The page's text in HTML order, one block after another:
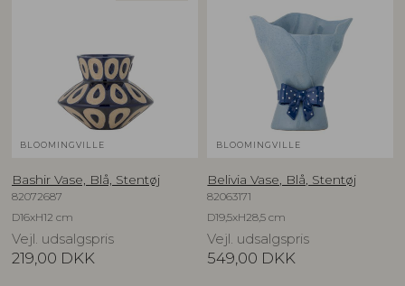
BLOOMINGVILLE
Bashir Vase, Blå, Stentøj
82072687
D16xH12 cm
Vejl. udsalgspris
219,00 DKK
BLOOMINGVILLE
Belivia Vase, Blå, Stentøj
82063171
D19,5xH28,5 cm
Vejl. udsalgspris
549,00 DKK